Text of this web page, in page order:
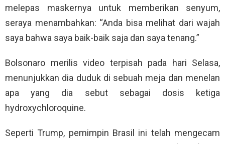
melepas maskernya untuk memberikan senyum,
seraya menambahkan: “Anda bisa melihat dari wajah
saya bahwa saya baik-baik saja dan saya tenang.”
Bolsonaro merilis video terpisah pada hari Selasa,
menunjukkan dia duduk di sebuah meja dan menelan
apa yang dia sebut sebagai dosis ketiga
hydroxychloroquine.
Seperti Trump, pemimpin Brasil ini telah mengecam